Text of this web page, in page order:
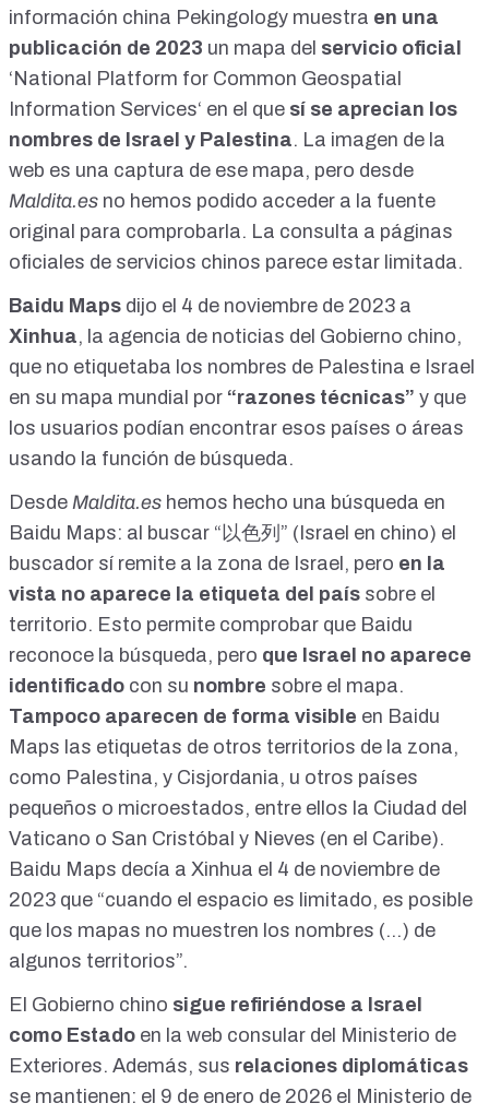
información china Pekingology muestra en una
publicación de 2023 un mapa del servicio oficial
‘National Platform for Common Geospatial
Information Services‘ en el que sí se aprecian los
nombres de Israel y Palestina. La imagen de la
web es una captura de ese mapa, pero desde
Maldita.es no hemos podido acceder a la fuente
original para comprobarla. La consulta a páginas
oficiales de servicios chinos parece estar limitada.
Baidu Maps dijo el 4 de noviembre de 2023 a
Xinhua, la agencia de noticias del Gobierno chino,
que no etiquetaba los nombres de Palestina e Israel
en su mapa mundial por “razones técnicas” y que
los usuarios podían encontrar esos países o áreas
usando la función de búsqueda.
Desde Maldita.es hemos hecho una búsqueda en
Baidu Maps: al buscar “以色列” (Israel en chino) el
buscador sí remite a la zona de Israel , pero en la
vista no aparece la etiqueta del país sobre el
territorio. Esto permite comprobar que Baidu
reconoce la búsqueda, pero que Israel no aparece
identificado con su nombre sobre el mapa.
Tampoco aparecen de forma visible en Baidu
Maps las etiquetas de otros territorios de la zona,
como Palestina, y Cisjordania, u otros países
pequeños o microestados, entre ellos la Ciudad del
Vaticano o San Cristóbal y Nieves (en el Caribe).
Baidu Maps decía a Xinhua el 4 de noviembre de
2023 que “cuando el espacio es limitado, es posible
que los mapas no muestren los nombres (...) de
algunos territorios”.
El Gobierno chino sigue refiriéndose a Israel
como Estado en la web consular del Ministerio de
Exteriores. Además, sus relaciones diplomáticas
se mantienen: el 9 de enero de 2026 el Ministerio de